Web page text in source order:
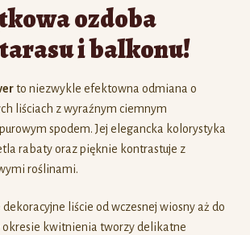
ozdoba
i balkonu!
to niezwykle efektowna odmiana o
liściach z wyraźnym ciemnym
spodem. Jej elegancka kolorystyka
rabaty oraz pięknie kontrastuje z
roślinami.
dekoracyjne liście od wczesnej wiosny aż do
okresie kwitnienia tworzy delikatne